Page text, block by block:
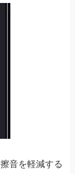
音を軽減する